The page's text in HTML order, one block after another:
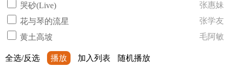
哭砂(Live)
张惠妹
花与琴的流星
张学友
黄土高坡
毛阿敏
全选/反选 播放 加入列表 随机播放